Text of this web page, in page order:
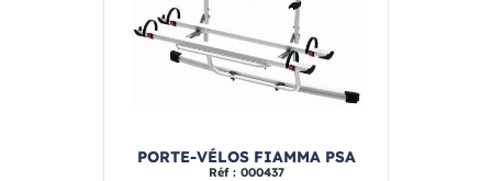
PORTE-VÉLOS FIAMMA PSA
Réf : 000437